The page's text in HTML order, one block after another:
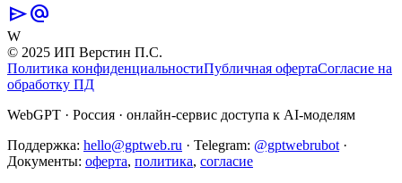
sendalternate_email
W
© 2025 ИП Верстин П.С.
Политика конфиденциальностиПубличная офертаСогласие на
обработку ПД
WebGPT · Россия · онлайн-сервис доступа к AI-моделям
Поддержка: hello@gptweb.ru · Telegram: @gptwebrubot ·
Документы: оферта, политика, согласие